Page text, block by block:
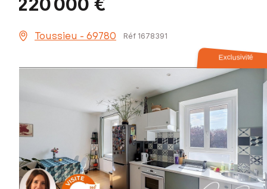
Toussieu - 69780 Réf 1678391
Exclusivité